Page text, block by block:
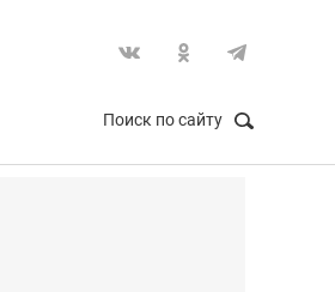
Поиск по сайту